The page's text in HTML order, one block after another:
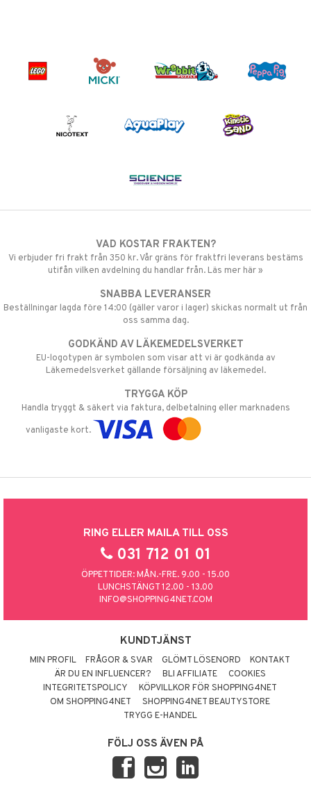
VAD KOSTAR FRAKTEN?
Vi erbjuder fri frakt från 350 kr. Vår gräns för fraktfri leverans bestäms
utifån vilken avdelning du handlar från. Läs mer här »
SNABBA LEVERANSER
Beställningar lagda före 14:00 (gäller varor i lager) skickas normalt ut från
oss samma dag.
GODKÄND AV LÄKEMEDELSVERKET
EU-logotypen är symbolen som visar att vi är godkända av
Läkemedelsverket gällande försäljning av läkemedel.
TRYGGA KÖP
Handla tryggt & säkert via faktura, delbetalning eller marknadens
vanligaste kort.
RING ELLER MAILA TILL OSS
031 712 01 01
ÖPPETTIDER: MÅN.-FRE. 9.00 - 15.00
LUNCHSTÄNGT 12.00 - 13.00
INFO@SHOPPING4NET.COM
KUNDTJÄNST
MIN PROFIL FRÅGOR & SVAR GLÖMT LÖSENORD
KONTAKT
ÄR DU EN INFLUENCER?
BLI AFFILIATE
COOKIES
INTEGRITETSPOLICY
KÖPVILLKOR FÖR SHOPPING4NET
OM SHOPPING4NET
SHOPPING4NET BEAUTYSTORE
TRYGG E-HANDEL
FÖLJ OSS ÄVEN PÅ